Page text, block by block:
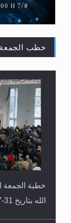
حقيقة المسيح
H 7/8
خطب الجمعة
خطبة الجمعة
الله بتاريخ 31-07-2026